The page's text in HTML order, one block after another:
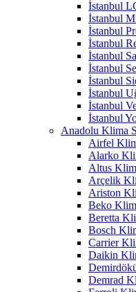
İstanbul
İstanbul
İstanbul
İstanbul
İstanbul
İstanbul
İstanbul
İstanbul
İstanbul
İstanbul
Anadolu Klima
Airfel
Alarko
Altus
Arçelik
Ariston
Beko
Beretta
Bosch
Carrier
Daikin
Demrad